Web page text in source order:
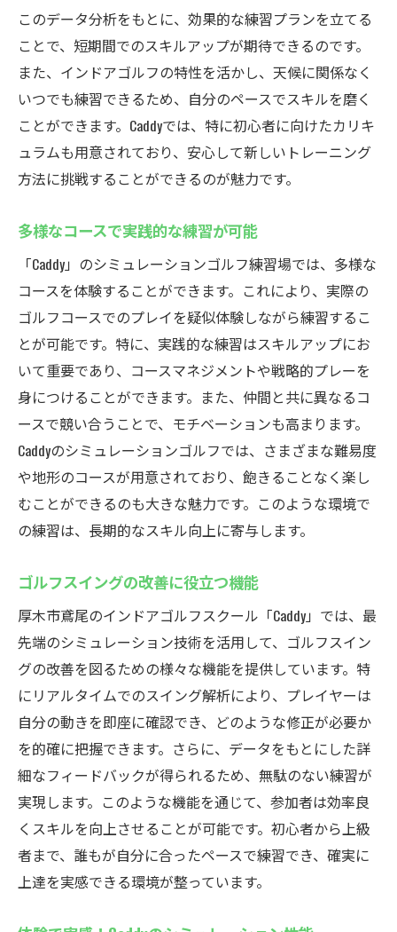
このデータ分析をもとに、効果的な練習プランを立てる
ことで、短期間でのスキルアップが期待できるのです。
また、インドアゴルフの特性を活かし、天候に関係なく
いつでも練習できるため、自分のペースでスキルを磨く
ことができます。Caddyでは、特に初心者に向けたカリキ
ュラムも用意されており、安心して新しいトレーニング
方法に挑戦することができるのが魅力です。
多様なコースで実践的な練習が可能
「Caddy」のシミュレーションゴルフ練習場では、多様な
コースを体験することができます。これにより、実際の
ゴルフコースでのプレイを疑似体験しながら練習するこ
とが可能です。特に、実践的な練習はスキルアップにお
いて重要であり、コースマネジメントや戦略的プレーを
身につけることができます。また、仲間と共に異なるコ
ースで競い合うことで、モチベーションも高まります。
Caddyのシミュレーションゴルフでは、さまざまな難易度
や地形のコースが用意されており、飽きることなく楽し
むことができるのも大きな魅力です。このような環境で
の練習は、長期的なスキル向上に寄与します。
ゴルフスイングの改善に役立つ機能
厚木市鳶尾のインドアゴルフスクール「Caddy」では、最
先端のシミュレーション技術を活用して、ゴルフスイン
グの改善を図るための様々な機能を提供しています。特
にリアルタイムでのスイング解析により、プレイヤーは
自分の動きを即座に確認でき、どのような修正が必要か
を的確に把握できます。さらに、データをもとにした詳
細なフィードバックが得られるため、無駄のない練習が
実現します。このような機能を通じて、参加者は効率良
くスキルを向上させることが可能です。初心者から上級
者まで、誰もが自分に合ったペースで練習でき、確実に
上達を実感できる環境が整っています。